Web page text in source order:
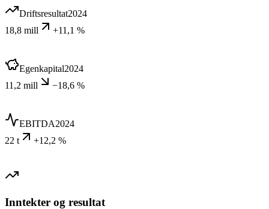
Driftsresultat2024
18,8 mill
+11,1 %
Egenkapital2024
11,2 mill
−18,6 %
EBITDA2024
22 t
+12,2 %
Inntekter og resultat